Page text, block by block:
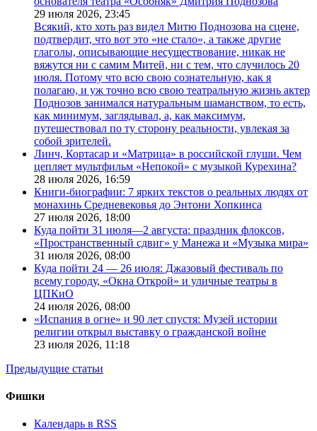
29 июля 2026, 23:45
Всякий, кто хоть раз видел Митю Поднозова на сцене,
подтвердит, что вот это «не стало», а также другие
глаголы, описывающие несуществование, никак не
вяжутся ни с самим Митей, ни с тем, что случилось 20
июля. Потому что всю свою сознательную, как я
полагаю, и уж точно всю свою театральную жизнь актер
Поднозов занимался натуральным шаманством, то есть,
как минимум, заглядывал, а, как максимум,
путешествовал по ту сторону реальности, увлекая за
собой зрителей.
Линч, Кортасар и «Матрица» в российской глуши. Чем
цепляет мультфильм «Непокой» с музыкой Курехина?
28 июля 2026, 16:59
Книги-биографии: 7 ярких текстов о реальных людях от
монахинь Средневековья до Энтони Хопкинса
27 июля 2026, 18:00
Куда пойти 31 июля—2 августа: праздник флоксов,
«Пространственный сдвиг» у Манежа и «Музыка мира»
31 июля 2026, 08:00
Куда пойти 24 — 26 июля: Джазовый фестиваль по
всему городу, «Окна Открой» и уличные театры в
ЦПКиО
24 июля 2026, 08:00
«Испания в огне» и 90 лет спустя: Музей истории
религии открыл выставку о гражданской войне
23 июля 2026, 11:18
Предыдущие статьи
Фишки
Календарь в RSS